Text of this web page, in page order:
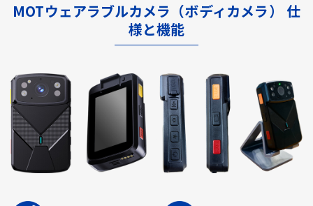
MOTウェアラブルカメラ（ボディカメラ） 仕
様と機能